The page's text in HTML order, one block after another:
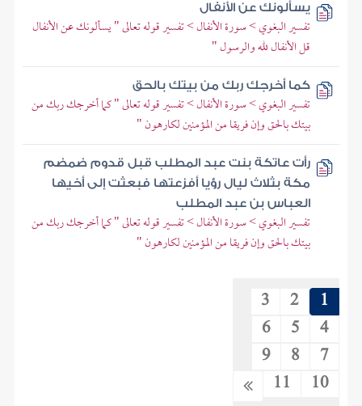
يسألونك عن الأنفال
تفسير البغوي > سورة الأنفال > تفسير قوله تعالى " يسألونك عن الأنفال
قل الأنفال لله والرسول "
كما أخرجك ربك من بيتك بالحق
تفسير البغوي > سورة الأنفال > تفسير قوله تعالى " كما أخرجك ربك من
بيتك بالحق وإن فريقا من المؤمنين لكارهون "
رأت عاتكة بنت عبد المطلب قبل قدوم ضمضم
مكة بثلاث ليال رؤيا أفزعتها فبعثت إلى أخيها
العباس بن عبد المطلب
تفسير البغوي > سورة الأنفال > تفسير قوله تعالى " كما أخرجك ربك من
بيتك بالحق وإن فريقا من المؤمنين لكارهون "
1
2
3
4
5
6
7
8
9
10
11